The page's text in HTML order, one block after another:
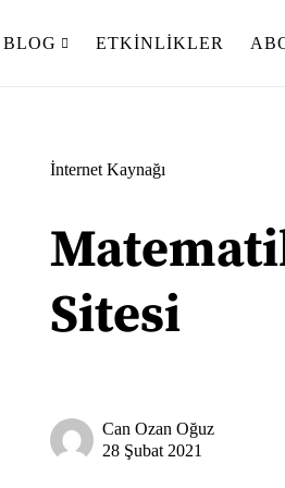
BLOG ETKINLIKLER
İnternet Kaynağı
Sitesi
Can Ozan Oğuz
28 Şubat 2021